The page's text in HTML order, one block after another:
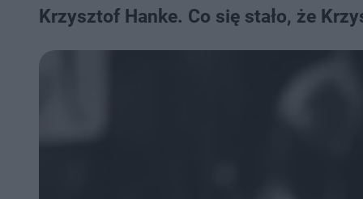
Krzysztof Hanke. Co się stało, że